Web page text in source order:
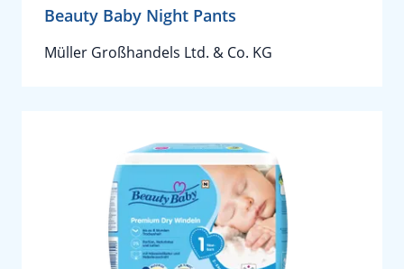
Beauty Baby Night Pants
Müller Großhandels Ltd. & Co. KG